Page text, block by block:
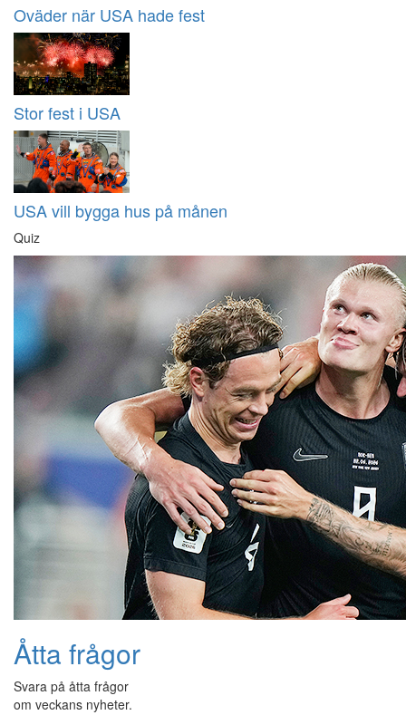
Oväder när USA hade fest
Stor fest i USA
USA vill bygga hus på månen
Quiz
Åtta frågor
Svara på åtta frågor
om veckans nyheter.